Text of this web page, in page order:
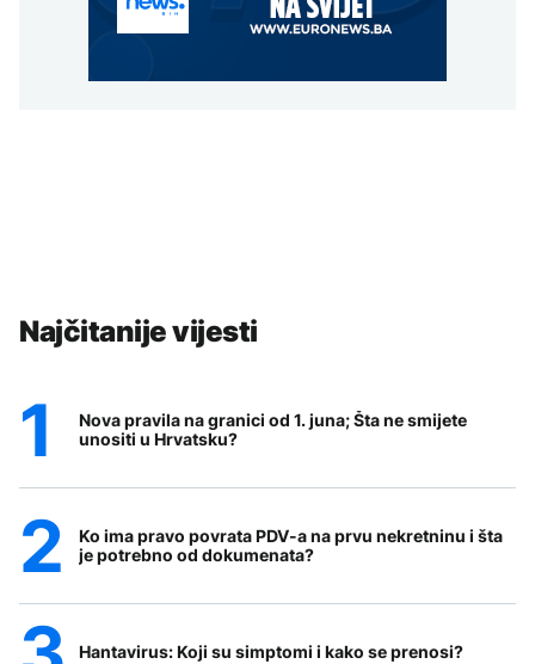
Najčitanije vijesti
Nova pravila na granici od 1. juna; Šta ne smijete
unositi u Hrvatsku?
Ko ima pravo povrata PDV-a na prvu nekretninu i šta
je potrebno od dokumenata?
Hantavirus: Koji su simptomi i kako se prenosi?